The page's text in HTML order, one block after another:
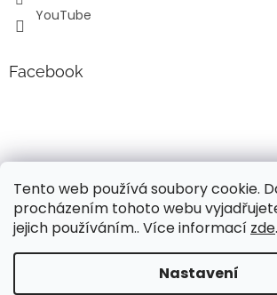
Tento web používá soubory cookie.
procházením tohoto webu
jejich používáním.. Více informací zde.
Nastavení
YouTube
Facebook
Vytvořil Shoptet